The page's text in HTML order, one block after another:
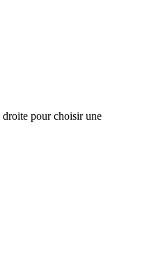
pour choisir une